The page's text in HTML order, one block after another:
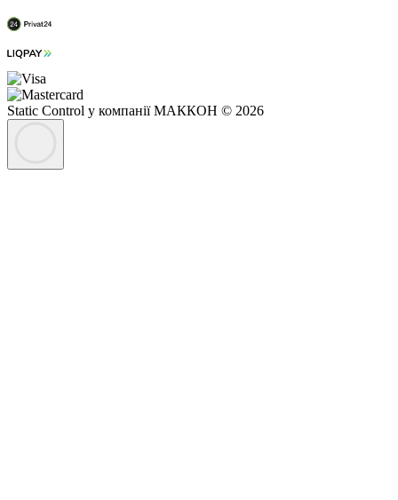
Static Control у компанії МАККОН © 2026